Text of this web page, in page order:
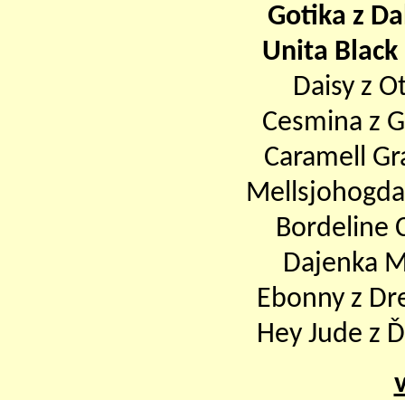
Gotika z
Unita Black
Daisy z
Cesmina z
Caramell
Bordeline
Dajenka
Ebonny z
Hey Jude z